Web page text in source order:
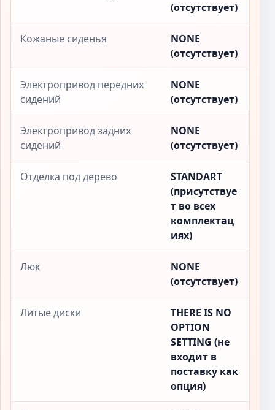
(отсутствует)
Кожаные сиденья
NONE
(отсутствует)
Электропривод передних
сидений
NONE
(отсутствует)
Электропривод задних
сидений
NONE
(отсутствует)
Отделка под дерево
STANDART
(присутствуе
т во всех
комплектац
иях)
Люк
NONE
(отсутствует)
Литые диски
THERE IS NO
OPTION
SETTING (не
входит в
поставку как
опция)